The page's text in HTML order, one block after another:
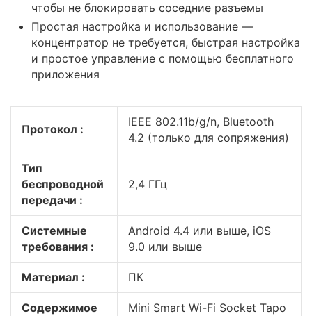
чтобы не блокировать соседние разъемы
Простая настройка и использование —
концентратор не требуется, быстрая настройка
и простое управление с помощью бесплатного
приложения
Протокол :
IEEE 802.11b/g/n, Bluetooth
4.2 (только для сопряжения)
Тип
беспроводной
передачи :
2,4 ГГц
Системные
требования :
Android 4.4 или выше, iOS
9.0 или выше
Материал : ПК
Содержимое
Mini Smart Wi-Fi Socket Tapo